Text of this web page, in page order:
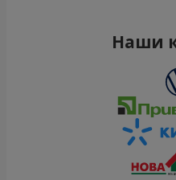
Наши